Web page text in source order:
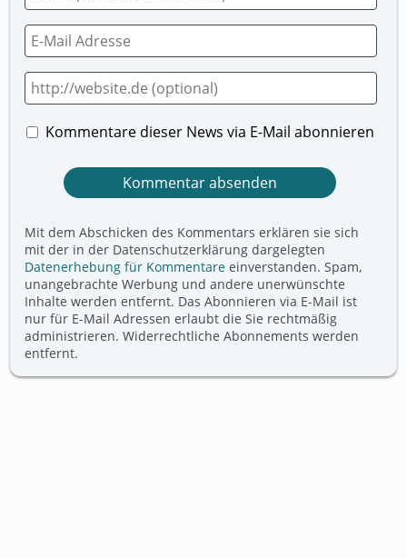
Kommentare dieser News via E-Mail abonnieren
Mit dem Abschicken des Kommentars erklären sie sich
mit der in der Datenschutzerklärung dargelegten
Datenerhebung für Kommentare einverstanden. Spam,
unangebrachte Werbung und andere unerwünschte
Inhalte werden entfernt. Das Abonnieren via E-Mail ist
nur für E-Mail Adressen erlaubt die Sie rechtmäßig
administrieren. Widerrechtliche Abonnements werden
entfernt.